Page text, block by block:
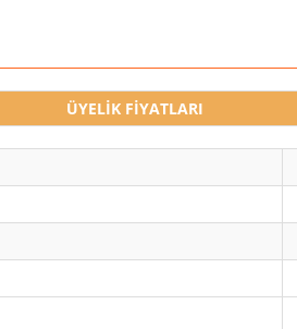
ÜYELİK FİYATLARI